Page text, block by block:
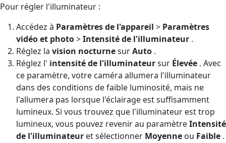
Pour régler l'illuminateur :
Accédez à Paramètres de l'appareil > Paramètres
vidéo et photo>Intensité de l'illuminateur .
Réglez la vision nocturnesurAuto .
Réglez l' intensité de l'illuminateursur Élevée . Avec
ce paramètre, votre caméra allumera l'illuminateur
dans des conditions de faible luminosité, mais ne
l'allumera pas lorsque l'éclairage est suffisamment
lumineux. Si vous trouvez que l'illuminateur est trop
lumineux, vous pouvez revenir au paramètreIntensité
de l'illuminateur et sélectionner Moyenne ou Faible .